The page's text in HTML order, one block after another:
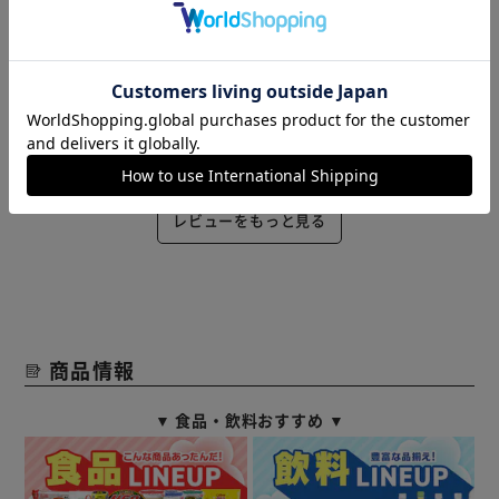
黄色の鳥 (男性)
深いので、バッグ等も入ります。冬物の洋服も沢山入るし、
こちらにしてよかったです。
役に立った
レビューをもっと見る
商品情報
▼ 食品・飲料おすすめ ▼